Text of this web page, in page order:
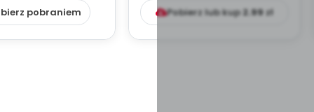
pobraniem Pobierz lub kup2.99zł